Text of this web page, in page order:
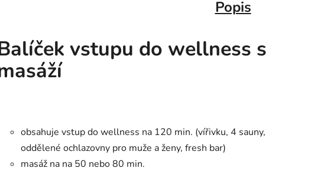
Popis
vstupu do wellness s
obsahuje vstup do wellness na 120 min. (vířivku, 4 sauny,
oddělené ochlazovny pro muže a ženy, fresh bar)
masáž na na 50 nebo 80 min.